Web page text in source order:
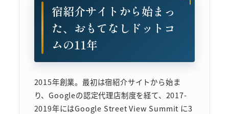
宿紹介サイトから始まっ
た、おもてなしドットコ
ムの11年
2015年創業。最初は宿紹介サイトから始ま
り、Googleの認定代理店制度を経て、2017-
2019年にはGoogle Street View Summit に3